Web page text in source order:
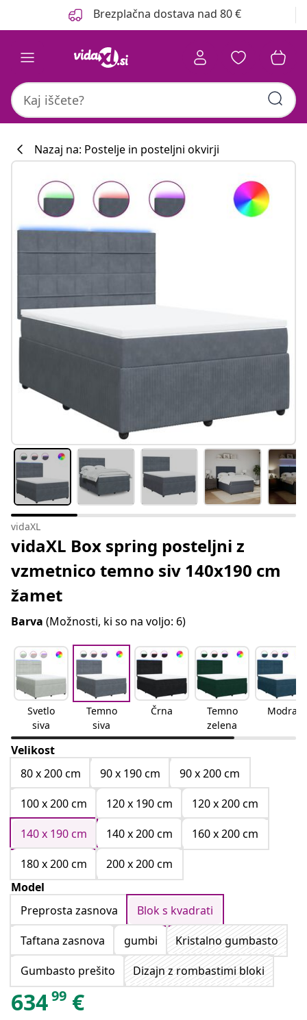
Brezplačna dostava nad 80 €
Nazaj na: Postelje in posteljni okvirji
vidaXL
vidaXL Box spring posteljni z
vzmetnico temno siv 140x190 cm
žamet
Barva (Možnosti, ki so na voljo: 6)
Svetlo
siva
Temno
siva
Črna
Temno
zelena
Modra
Velikost
80 x 200 cm
90 x 190 cm
90 x 200 cm
100 x 200 cm
120 x 190 cm
120 x 200 cm
140 x 190 cm
140 x 200 cm
160 x 200 cm
180 x 200 cm
200 x 200 cm
Model
Preprosta zasnova
Blok s kvadrati
Taftana zasnova
gumbi
Kristalno gumbasto
Gumbasto prešito
Dizajn z rombastimi bloki
63499 €